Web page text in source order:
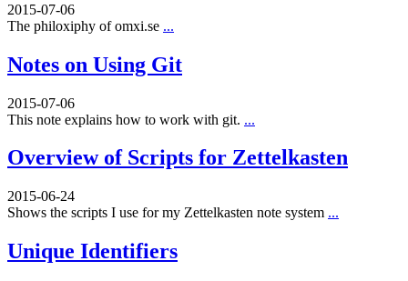
2015-07-06
The philoxiphy of omxi.se ...
Notes on Using Git
2015-07-06
This note explains how to work with git. ...
Overview of Scripts for Zettelkasten
2015-06-24
Shows the scripts I use for my Zettelkasten note system ...
Unique Identifiers